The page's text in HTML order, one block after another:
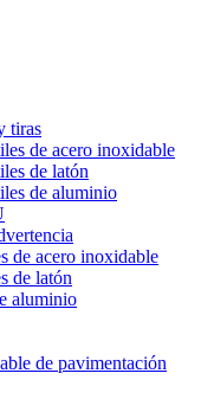
tiras
de acero inoxidable
de latón
de aluminio
de acero inoxidable
de latón
aluminio
de pavimentación